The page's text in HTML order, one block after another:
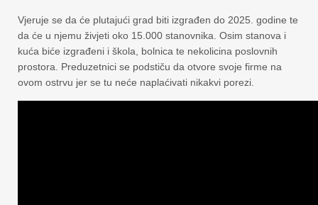
Vjeruje se da će plutajući grad biti izgrađen do 2025. godine te
da će u njemu živjeti oko 15.000 stanovnika. Osim stanova i
kuća biće izgrađeni i škola, bolnica te nekolicina poslovnih
prostora. Preduzetnici se podstiču da otvore svoje firme na
ovom ostrvu jer se tu neće naplaćivati nikakvi porezi.